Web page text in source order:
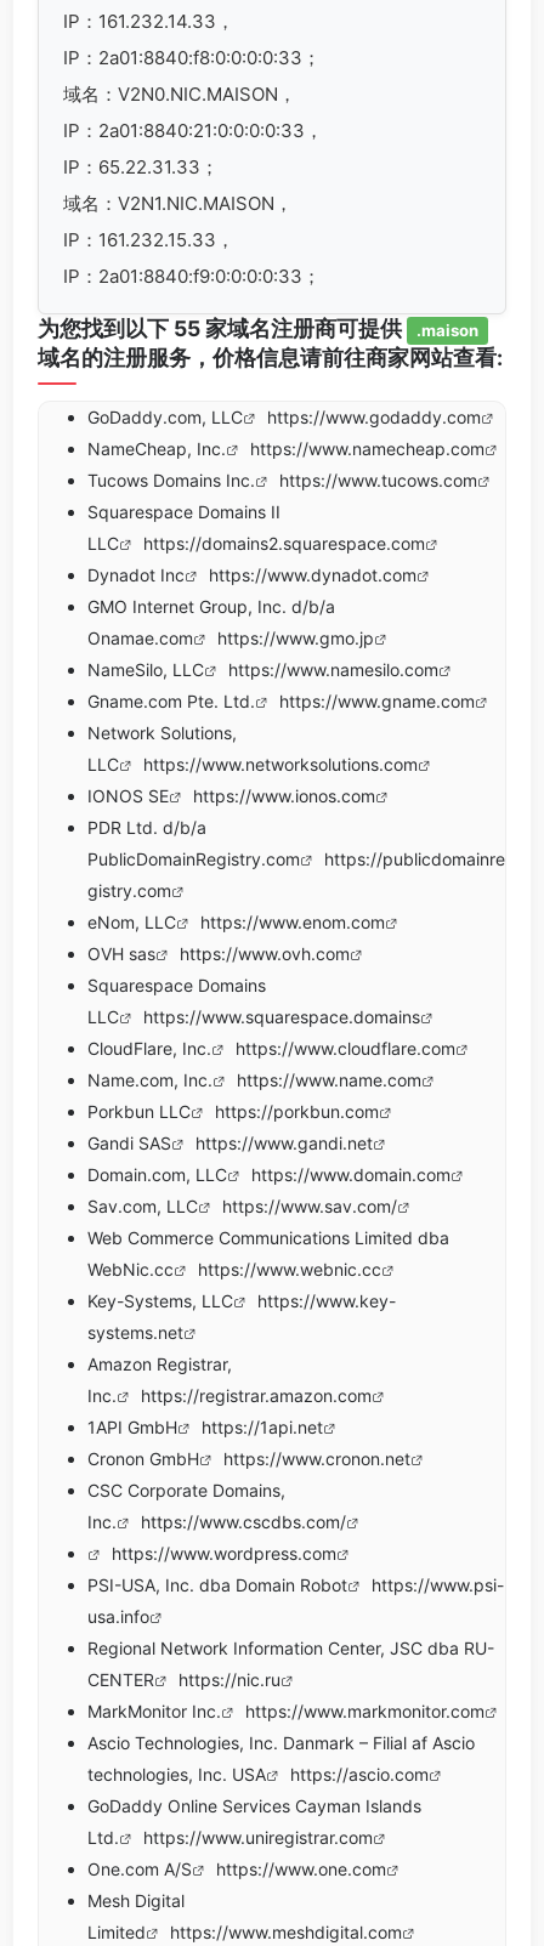
IP：161.232.14.33，
IP：2a01:8840:f8:0:0:0:0:33；
域名：V2N0.NIC.MAISON，
IP：2a01:8840:21:0:0:0:0:33，
IP：65.22.31.33；
域名：V2N1.NIC.MAISON，
IP：161.232.15.33，
IP：2a01:8840:f9:0:0:0:0:33；
为您找到以下 55 家域名注册商可提供 .maison
域名的注册服务，价格信息请前往商家网站查看:
GoDaddy.com, LLC
https://www.godaddy.com
NameCheap, Inc.
https://www.namecheap.com
Tucows Domains Inc.
https://www.tucows.com
Squarespace Domains II
LLC
https://domains2.squarespace.com
Dynadot Inc
https://www.dynadot.com
GMO Internet Group, Inc. d/b/a
Onamae.com
https://www.gmo.jp
NameSilo, LLC
https://www.namesilo.com
Gname.com Pte. Ltd.
https://www.gname.com
Network Solutions,
LLC
https://www.networksolutions.com
IONOS SE
https://www.ionos.com
PDR Ltd. d/b/a
PublicDomainRegistry.com
https://publicdomainre
gistry.com
eNom, LLC
https://www.enom.com
OVH sas
https://www.ovh.com
Squarespace Domains
LLC
https://www.squarespace.domains
CloudFlare, Inc.
https://www.cloudflare.com
Name.com, Inc.
https://www.name.com
Porkbun LLC
https://porkbun.com
Gandi SAS
https://www.gandi.net
Domain.com, LLC
https://www.domain.com
Sav.com, LLC
https://www.sav.com/
Web Commerce Communications Limited dba
WebNic.cc
https://www.webnic.cc
Key-Systems, LLC
https://www.key-
systems.net
Amazon Registrar,
Inc.
https://registrar.amazon.com
1API GmbH
https://1api.net
Cronon GmbH
https://www.cronon.net
CSC Corporate Domains,
Inc.
https://www.cscdbs.com/
https://www.wordpress.com
PSI-USA, Inc. dba Domain Robot
https://www.psi-
usa.info
Regional Network Information Center, JSC dba RU-
CENTER
https://nic.ru
MarkMonitor Inc.
https://www.markmonitor.com
Ascio Technologies, Inc. Danmark – Filial af Ascio
technologies, Inc. USA
https://ascio.com
GoDaddy Online Services Cayman Islands
Ltd.
https://www.uniregistrar.com
One.com A/S
https://www.one.com
Mesh Digital
Limited
https://www.meshdigital.com